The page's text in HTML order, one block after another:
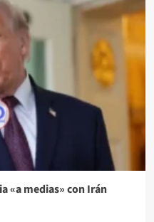
«a medias» con Irán